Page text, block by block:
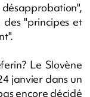
"principes et
Le Slovène
janvier dans un
encore décidé